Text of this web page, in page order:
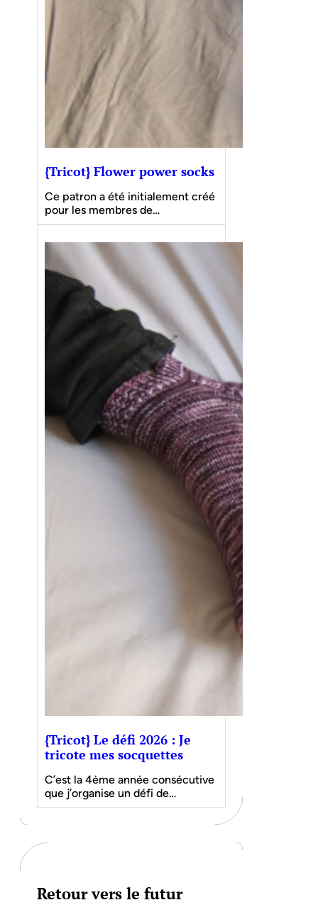
{Tricot} Flower power socks
Ce patron a été initialement créé
pour les membres de…
{Tricot} Le défi 2026 : Je
tricote mes socquettes
C’est la 4ème année consécutive
que j’organise un défi de…
Retour vers le futur